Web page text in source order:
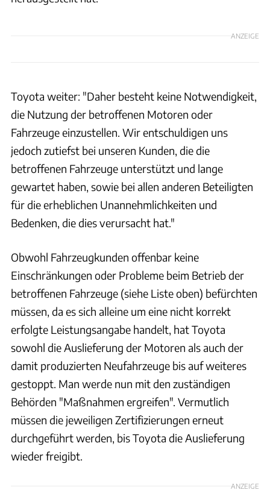
ANZEIGE
Toyota weiter: "Daher besteht keine Notwendigkeit,
die Nutzung der betroffenen Motoren oder
Fahrzeuge einzustellen. Wir entschuldigen uns
jedoch zutiefst bei unseren Kunden, die die
betroffenen Fahrzeuge unterstützt und lange
gewartet haben, sowie bei allen anderen Beteiligten
für die erheblichen Unannehmlichkeiten und
Bedenken, die dies verursacht hat."
Obwohl Fahrzeugkunden offenbar keine
Einschränkungen oder Probleme beim Betrieb der
betroffenen Fahrzeuge (siehe Liste oben) befürchten
müssen, da es sich alleine um eine nicht korrekt
erfolgte Leistungsangabe handelt, hat Toyota
sowohl die Auslieferung der Motoren als auch der
damit produzierten Neufahrzeuge bis auf weiteres
gestoppt. Man werde nun mit den zuständigen
Behörden "Maßnahmen ergreifen". Vermutlich
müssen die jeweiligen Zertifizierungen erneut
durchgeführt werden, bis Toyota die Auslieferung
wieder freigibt.
ANZEIGE